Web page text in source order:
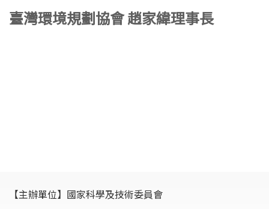
臺灣環境規劃協會 趙家緯理事長
【主辦單位】 國家科學及技術委員會